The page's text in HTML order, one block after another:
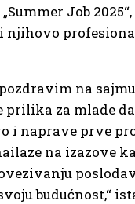
Job
i njihovo
na
prilika za mlade
i naprave prve
na izazove
budućnost,“